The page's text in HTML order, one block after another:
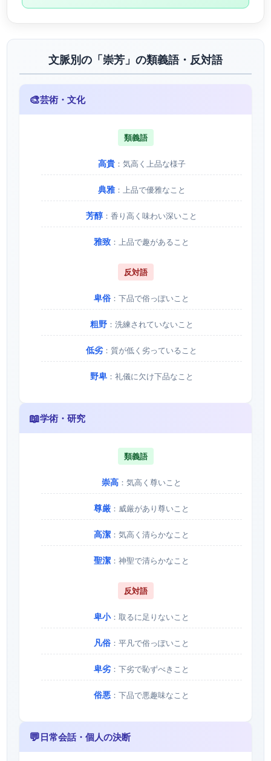
文脈別の「崇芳」の類義語・反対語
🎨芸術・文化
類義語
高貴：気高く上品な様子
典雅：上品で優雅なこと
芳醇：香り高く味わい深いこと
雅致 ：上品で趣があること
反対語
卑俗 ：下品で俗っぽいこと
粗野：洗練されていないこと
低劣：質が低く劣っていること
野卑：礼儀に欠け下品なこと
📖学術・研究
類義語
崇高 ：気高く尊いこと
尊厳 ：威厳があり尊いこと
高潔 ：気高く清らかなこと
聖潔 ：神聖で清らかなこと
反対語
卑小：取るに足りないこと
凡俗 ：平凡で俗っぽいこと
卑劣：下劣で恥ずべきこと
俗悪 ：下品で悪趣味なこと
💬日常会話・個人の決断